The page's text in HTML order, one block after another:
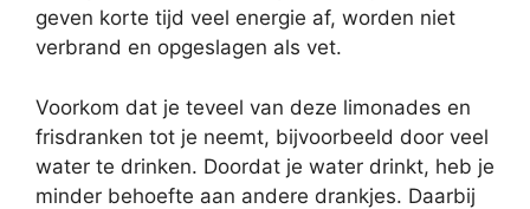
geven korte tijd veel energie af, worden niet
verbrand en opgeslagen als vet.
Voorkom dat je teveel van deze limonades en
frisdranken tot je neemt, bijvoorbeeld door veel
water te drinken. Doordat je water drinkt, heb je
minder behoefte aan andere drankjes. Daarbij